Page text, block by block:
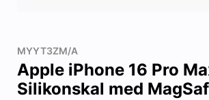
MYYT3ZM/A
Apple iPhone 16 Pro
Silikonskal med